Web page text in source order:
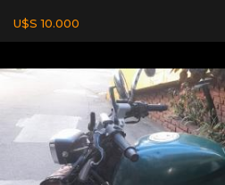
U$S 10.000